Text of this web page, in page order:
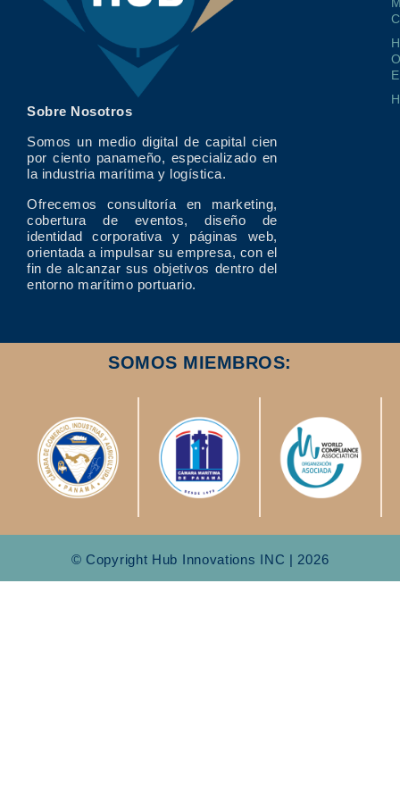
Sobre Nosotros
Somos un medio digital de capital cien
por ciento panameño, especializado en
la industria marítima y logística.
Ofrecemos consultoría en marketing,
cobertura de eventos, diseño de
identidad corporativa y páginas web,
orientada a impulsar su empresa, con el
fin de alcanzar sus objetivos dentro del
entorno marítimo portuario.
SOMOS MIEMBROS:
© Copyright Hub Innovations INC | 2026